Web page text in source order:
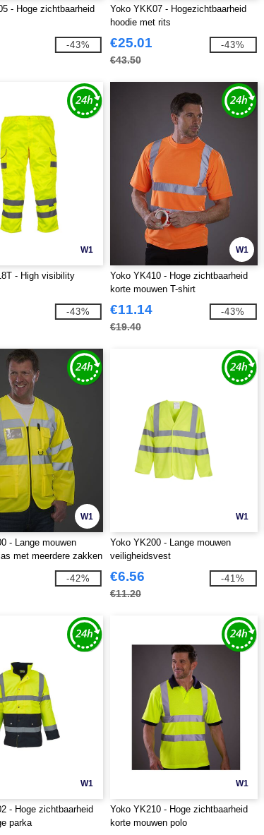
- Hoge zichtbaarheid
-43%
Yoko YKK07 - Hogezichtbaarheid
hoodie met rits
€25.01
€43.50
-43%
W1
- High visibility
-43%
W1
Yoko YK410 - Hoge zichtbaarheid
korte mouwen T-shirt
€11.14
€19.40
-43%
W1
- Lange mouwen
met meerdere zakken
-42%
W1
Yoko YK200 - Lange mouwen
veiligheidsvest
€6.56
€11.20
-41%
W1
- Hoge zichtbaarheid
parka
W1
Yoko YK210 - Hoge zichtbaarheid
korte mouwen polo